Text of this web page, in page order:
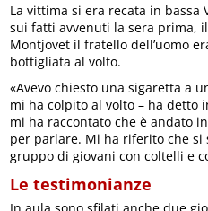
La vittima si era recata in bassa
sui fatti avvenuti la sera prima,
Montjovet il fratello dell’uomo
bottigliata al volto.
«Avevo chiesto una sigaretta a
mi ha colpito al volto – ha detto
mi ha raccontato che è andato
per parlare. Mi ha riferito che
gruppo di giovani con coltelli e
Le testimonianze